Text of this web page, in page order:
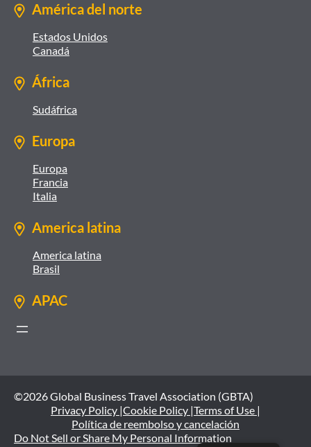
América del norte
Estados Unidos
Canadá
África
Sudáfrica
Europa
Europa
Francia
Italia
America latina
America latina
Brasil
APAC
©2026 Global Business Travel Association (GBTA)
Privacy Policy |Cookie Policy |Terms of Use |
Política de reembolso y cancelación
Do Not Sell or Share My Personal Information